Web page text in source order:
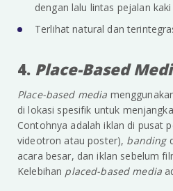
dengan lalu lintas pejalan
Terlihat natural dan
4. Place-Based
Place-based media
di lokasi spesifik untuk
Contohnya adalah iklan di pusat
videotron atau poster), banding
acara besar, dan iklan sebelum
Kelebihan placed-based media